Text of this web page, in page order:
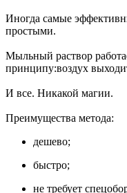
Иногда самые
простыми.
Мыльный раствор
принципу:воздух
И все. Никакой магии.
Преимущества метода:
дешево;
быстро;
не требует